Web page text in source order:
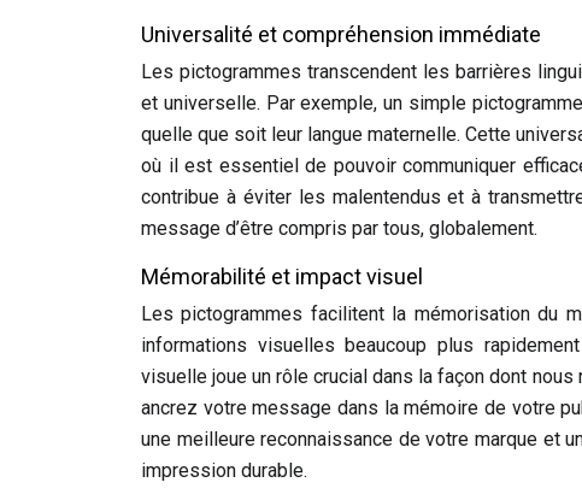
Universalité et compréhension immédiate
Les pictogrammes transcendent les barrières
et universelle. Par exemple, un simple
quelle que soit leur langue maternelle. Cette
où il est essentiel de pouvoir communiquer
contribue à éviter les malentendus et à
message d’être compris par tous, globalement.
Mémorabilité et impact visuel
Les pictogrammes facilitent la mémorisation du
informations visuelles beaucoup plus
visuelle joue un rôle crucial dans la façon dont
ancrez votre message dans la mémoire de votre
une meilleure reconnaissance de votre marque et
impression durable.